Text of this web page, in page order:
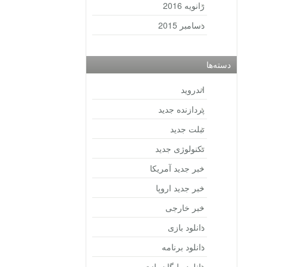
ژانویه 2016
دسامبر 2015
دسته‌ها
اندروید
پردازنده جدید
تبلت جدید
تکنولوژی جدید
خبر جدید آمریکا
خبر جدید اروپا
خبر خارجی
دانلود بازی
دانلود برنامه